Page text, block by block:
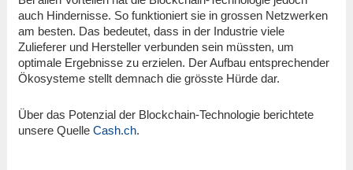
auch Hindernisse. So funktioniert sie in grossen Netzwerken
am besten. Das bedeutet, dass in der Industrie viele
Zulieferer und Hersteller verbunden sein müssten, um
optimale Ergebnisse zu erzielen. Der Aufbau entsprechender
Ökosysteme stellt demnach die grösste Hürde dar.
Über das Potenzial der Blockchain-Technologie berichtete
unsere Quelle Cash.ch.